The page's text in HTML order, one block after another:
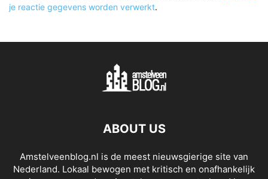
je reactie gegevens worden verwerkt.
ABOUT US
Amstelveenblog.nl is de meest nieuwsgierige site van
Nederland. Lokaal bewogen met kritisch en onafhankelijk